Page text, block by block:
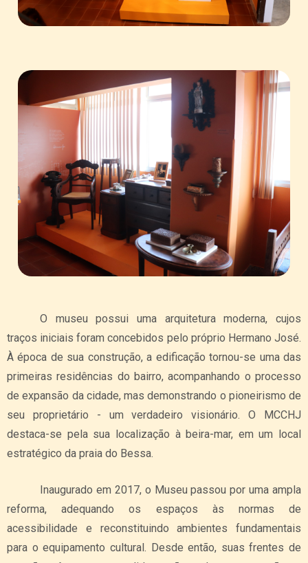
O museu possui uma arquitetura moderna, cujos
traços iniciais foram concebidos pelo próprio Hermano José.
À época de sua construção, a edificação tornou-se uma das
primeiras residências do bairro, acompanhando o processo
de expansão da cidade, mas demonstrando o pioneirismo de
seu proprietário - um verdadeiro visionário. O MCCHJ
destaca-se pela sua localização à beira-mar, em um local
estratégico da praia do Bessa.
Inaugurado em 2017, o Museu passou por uma ampla
reforma, adequando os espaços às normas de
acessibilidade e reconstituindo ambientes fundamentais
para o equipamento cultural. Desde então, suas frentes de